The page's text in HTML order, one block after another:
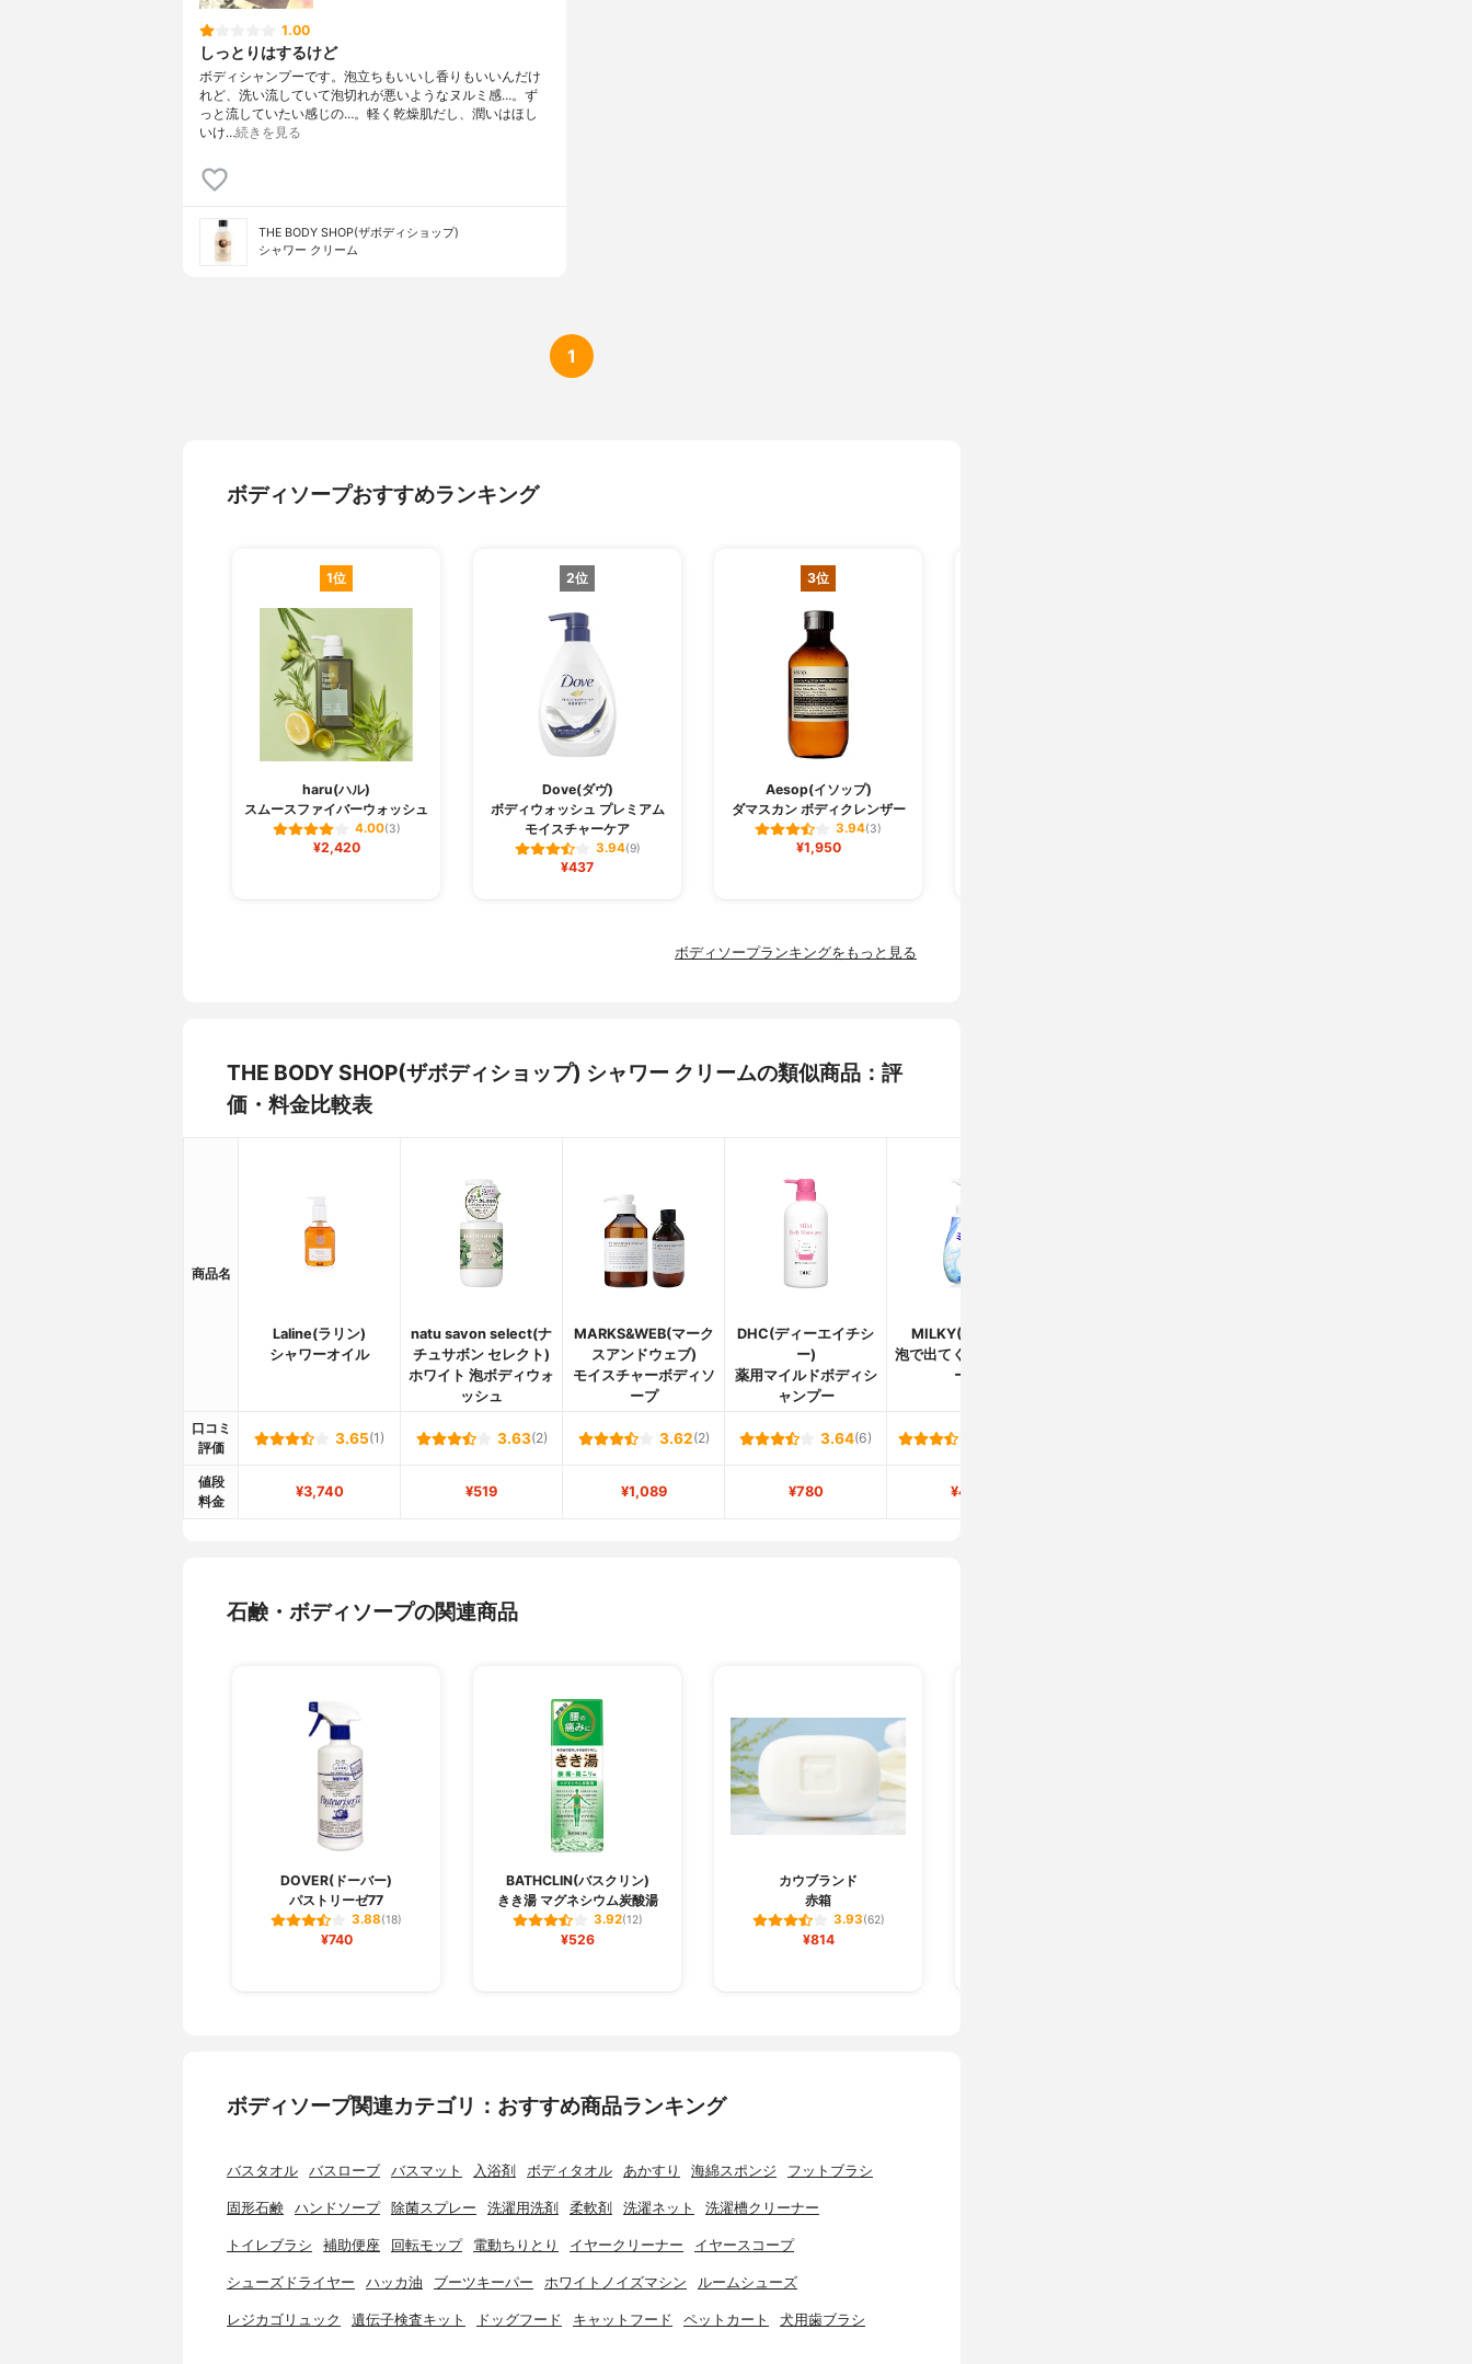
1.00
しっとりはするけど
ボディシャンプーです。泡立ちもいいし香りもいいんだけ
れど、洗い流していて泡切れが悪いようなヌルミ感…。ず
っと流していたい感じの…。軽く乾燥肌だし、潤いはほし
いけ…続きを見る
THE BODY SHOP(ザボディショップ)
シャワー クリーム
1
ボディソープおすすめランキング
1位
haru(ハル)
スムースファイバーウォッシュ
4.00(3)
¥2,420
2位
Dove(ダヴ)
ボディウォッシュ プレミアム
モイスチャーケア
3.94(9)
¥437
3位
Aesop(イソップ)
ダマスカン ボディクレンザー
3.94(3)
¥1,950
ボディソープランキングをもっと見る
THE BODY SHOP(ザボディショップ) シャワー クリームの類似商品：評
価・料金比較表
商品名
Laline(ラリン)
シャワーオイル
natu savon select(ナ
チュサボン セレクト)
ホワイト 泡ボディウォ
ッシュ
MARKS&WEB(マーク
スアンドウェブ)
モイスチャーボディソ
ープ
DHC(ディーエイチシ
ー)
薬用マイルドボディシ
ャンプー
MILKY(ミルキィ)
泡で出てくる ボディソ
ープ
口コミ
評価
3.65(1) 3.63(2) 3.62(2) 3.64(6)
値段
料金
¥3,740 ¥519 ¥1,089 ¥780 ¥465
石鹸・ボディソープの関連商品
DOVER(ドーバー)
パストリーゼ77
3.88(18)
¥740
BATHCLIN(バスクリン)
きき湯 マグネシウム炭酸湯
3.92(12)
¥526
カウブランド
赤箱
3.93(62)
¥814
ボディソープ関連カテゴリ：おすすめ商品ランキング
バスタオル バスローブ バスマット 入浴剤 ボディタオル あかすり 海綿スポンジ フットブラシ
固形石鹸 ハンドソープ 除菌スプレー 洗濯用洗剤 柔軟剤 洗濯ネット 洗濯槽クリーナー
トイレブラシ 補助便座 回転モップ 電動ちりとり イヤークリーナー イヤースコープ
シューズドライヤー ハッカ油 ブーツキーパー ホワイトノイズマシン ルームシューズ
レジカゴリュック 遺伝子検査キット ドッグフード キャットフード ペットカート 犬用歯ブラシ